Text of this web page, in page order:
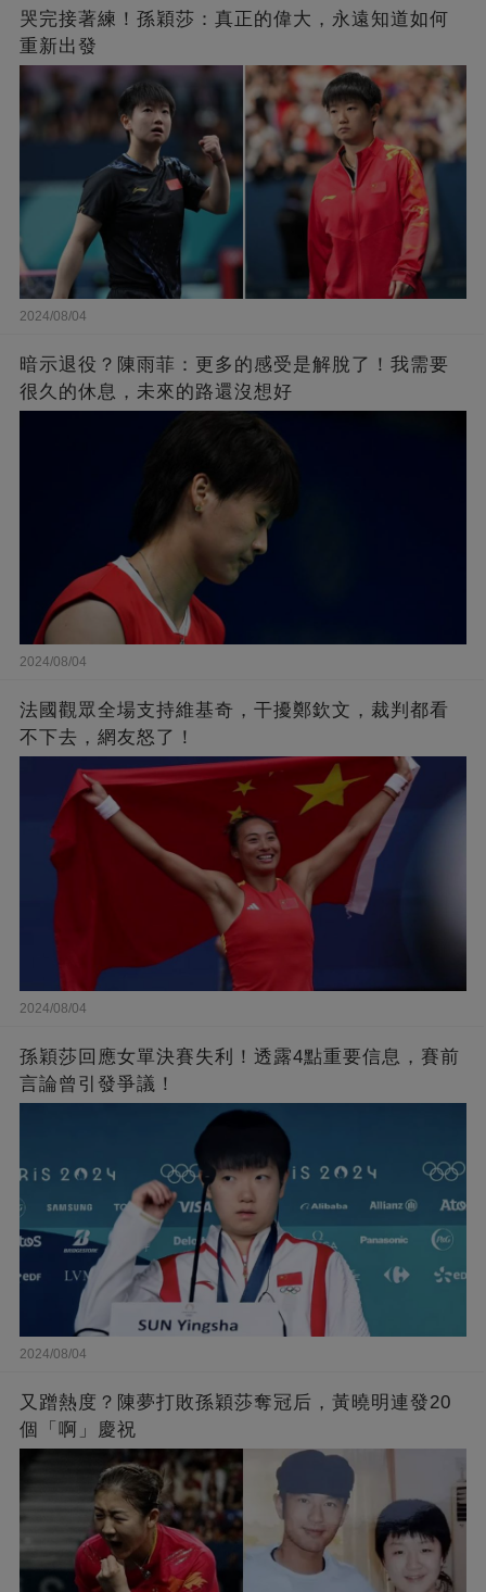
哭完接著練！孫穎莎：真正的偉大，永遠知道如何
重新出發
2024/08/04
暗示退役？陳雨菲：更多的感受是解脫了！我需要
很久的休息，未來的路還沒想好
2024/08/04
法國觀眾全場支持維基奇，干擾鄭欽文，裁判都看
不下去，網友怒了！
2024/08/04
孫穎莎回應女單決賽失利！透露4點重要信息，賽前
言論曾引發爭議！
2024/08/04
又蹭熱度？陳夢打敗孫穎莎奪冠后，黃曉明連發20
個「啊」慶祝